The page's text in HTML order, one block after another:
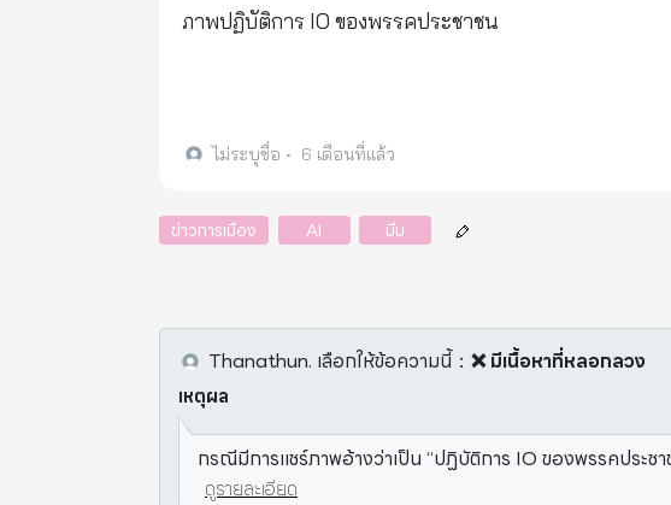
ภาพปฏิบัติการ IO ของพรรคประชาชน
ไม่ระบุชื่อ • 6 เดือนที่แล้ว
ข่าวการเมือง AI มีม
Thanathun. เลือกให้ข้อความนี้： ❌ มีเนื้อหาที่หลอกลวง
เหตุผล
กรณีมีการแชร์ภาพอ้างว่าเป็น “ปฏิบัติการ IO ของพรรคประ
ดูรายละเอียด